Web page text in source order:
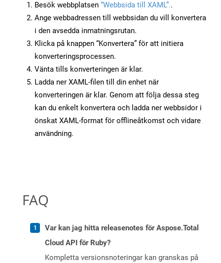
Besök webbplatsen “Webbsida till XAML”..
Ange webbadressen till webbsidan du vill konvertera
i den avsedda inmatningsrutan.
Klicka på knappen “Konvertera” för att initiera
konverteringsprocessen.
Vänta tills konverteringen är klar.
Ladda ner XAML-filen till din enhet när
konverteringen är klar. Genom att följa dessa steg
kan du enkelt konvertera och ladda ner webbsidor i
önskat XAML-format för offlineåtkomst och vidare
användning.
FAQ
Var kan jag hitta releasenotes för Aspose.Total
Cloud API för Ruby?
Kompletta versionsnoteringar kan granskas på